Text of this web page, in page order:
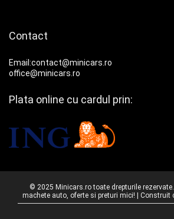
Contact
Email:contact@minicars.ro
office@minicars.ro
Plata online cu cardul prin:
© 2025 Minicars.ro toate drepturile
machete auto, oferte si preturi mici! | Construit